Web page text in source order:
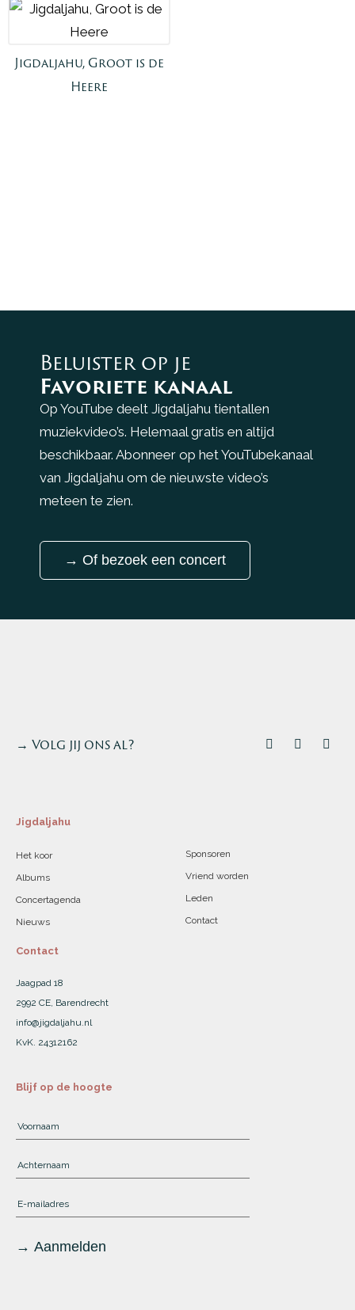
Jigdaljahu, Groot is de
Heere
Beluister op je
Favoriete kanaal
Op YouTube deelt Jigdaljahu tientallen
muziekvideo’s. Helemaal gratis en altijd
beschikbaar. Abonneer op het YouTubekanaal
van Jigdaljahu om de nieuwste video’s
meteen te zien.
→ Of bezoek een concert
→ Volg jij ons al?
Jigdaljahu
Het koor
Albums
Concertagenda
Nieuws
Sponsoren
Vriend worden
Leden
Contact
Contact
Jaagpad 18
2992 CE, Barendrecht
info@jigdaljahu.nl
KvK. 24312162
Blijf op de hoogte